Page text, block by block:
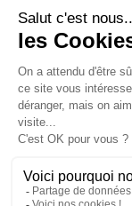
Händler zugelassen
Klicken Sie hier
Newsletter